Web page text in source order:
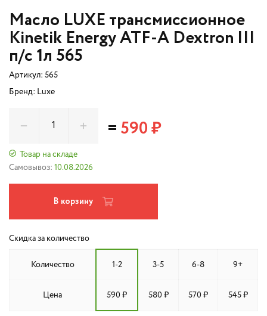
Масло LUXE трансмиссионное
Kinetik Energy ATF-A Dextron III
п/с 1л 565
Артикул: 565
Бренд: Luxe
Товар на складе
Самовывоз: 10.08.2026
=590 ₽
В корзину
Скидка за количество
Количество 1-2 3-5 6-8 9+
Цена 590 ₽ 580 ₽ 570 ₽ 545 ₽